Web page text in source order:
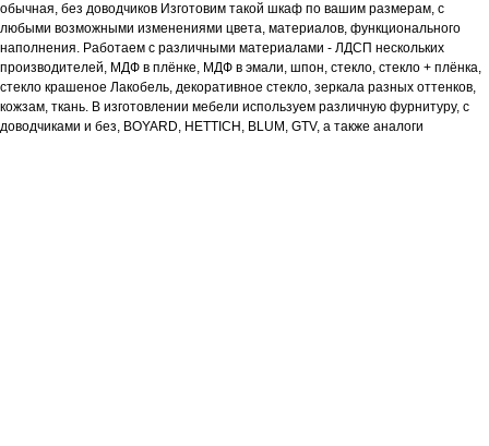
обычная, без доводчиков Изготовим такой шкаф по вашим размерам, с
любыми возможными изменениями цвета, материалов, функционального
наполнения. Работаем с различными материалами - ЛДСП нескольких
производителей, МДФ в плёнке, МДФ в эмали, шпон, стекло, стекло + плёнка,
стекло крашеное Лакобель, декоративное стекло, зеркала разных оттенков,
кожзам, ткань. В изготовлении мебели используем различную фурнитуру, с
доводчиками и без, BOYARD, HETTICH, BLUM, GTV, а также аналоги